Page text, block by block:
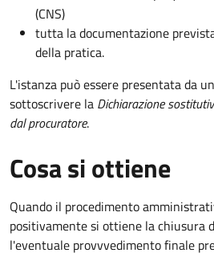
(CNS)
tutta la documentazione
della pratica.
L'istanza può essere presentata da
sottoscrivere la Dichiarazione
dal procuratore.
Cosa si ottiene
Quando il procedimento
positivamente si ottiene la chiusura
l'eventuale provvvedimento finale